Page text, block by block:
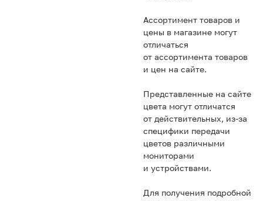
Ассортимент товаров и
цены в магазине могут
отличаться
от ассортимента товаров
и цен на сайте.
Представленные на сайте
цвета могут отличатся
от действительных, из-за
специфики передачи
цветов различными
мониторами
и устройствами.
Для получения подробной